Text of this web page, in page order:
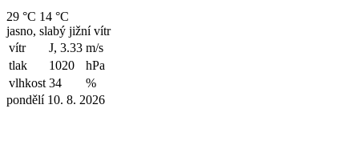
29 °C 14 °C
jasno, slabý jižní vítr
vítr
J, 3.33 m/s
tlak
1020
hPa
vlhkost 34
%
pondělí 10. 8. 2026